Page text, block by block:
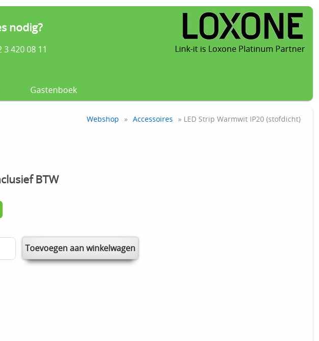
nodig?
420 08 11 Link-it is Loxone Platinum Partner
Gastenboek
Webshop » Accessoires » LED Strip Warmwit IP20 (stofdicht)
BTW